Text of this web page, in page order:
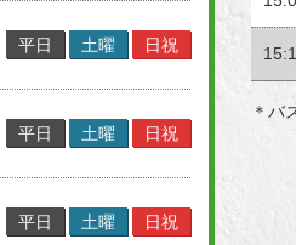
平日 土曜 日祝
平日 土曜 日祝
平日 土曜 日祝
＊バ